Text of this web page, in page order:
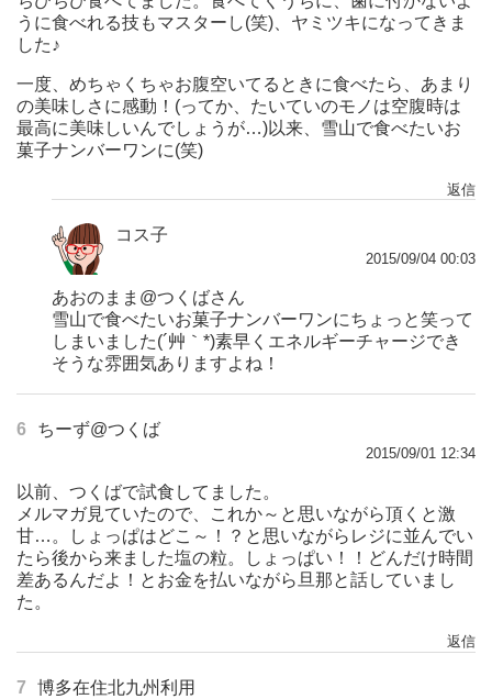
うに食べれる技もマスターし(笑)、ヤミツキになってきま
した♪
一度、めちゃくちゃお腹空いてるときに食べたら、あまり
の美味しさに感動！(ってか、たいていのモノは空腹時は
最高に美味しいんでしょうが…)以来、雪山で食べたいお
菓子ナンバーワンに(笑)
返信
コス子
2015/09/04 00:03
あおのまま@つくばさん
雪山で食べたいお菓子ナンバーワンにちょっと笑って
しまいました(´艸｀*)素早くエネルギーチャージでき
そうな雰囲気ありますよね！
6 ちーず@つくば
2015/09/01 12:34
以前、つくばで試食してました。
メルマガ見ていたので、これか～と思いながら頂くと激
甘…。しょっぱはどこ～！？と思いながらレジに並んでい
たら後から来ました塩の粒。しょっぱい！！どんだけ時間
差あるんだよ！とお金を払いながら旦那と話していまし
た。
返信
7 博多在住北九州利用